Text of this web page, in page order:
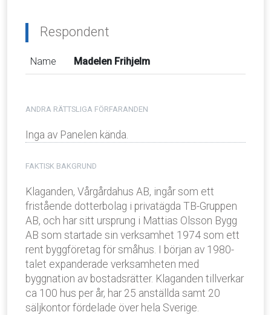
Respondent
Name Madelen Frihjelm
ANDRA RÄTTSLIGA FÖRFARANDEN
Inga av Panelen kända.
FAKTISK BAKGRUND
Klaganden, Vårgårdahus AB, ingår som ett
fristående dotterbolag i privatägda TB-Gruppen
AB, och har sitt ursprung i Mattias Olsson Bygg
AB som startade sin verksamhet 1974 som ett
rent byggföretag för småhus. I början av 1980-
talet expanderade verksamheten med
byggnation av bostadsrätter. Klaganden tillverkar
ca 100 hus per år, har 25 anställda samt 20
säljkontor fördelade över hela Sverige.